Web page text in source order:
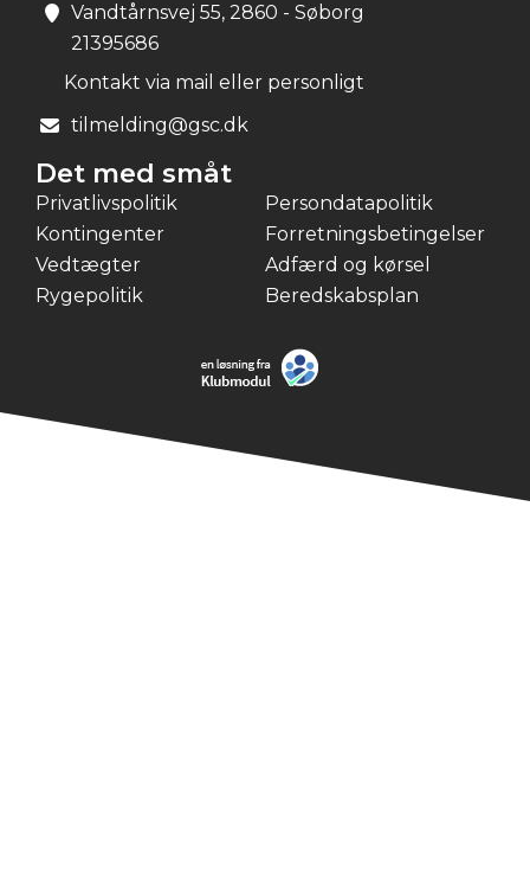
Vandtårnsvej 55, 2860 - Søborg
21395686
Kontakt via mail eller personligt
tilmelding@gsc.dk
Det med småt
Privatlivspolitik
Persondatapolitik
Kontingenter
Forretningsbetingelser
Vedtægter
Adfærd og kørsel
Rygepolitik
Beredskabsplan